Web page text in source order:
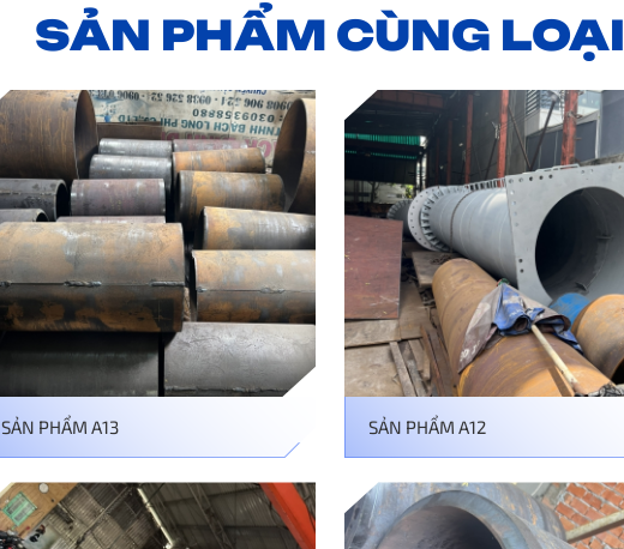
SẢN PHẨM CÙNG LOẠI
SẢN PHẨM A13 SẢN PHẨM A12